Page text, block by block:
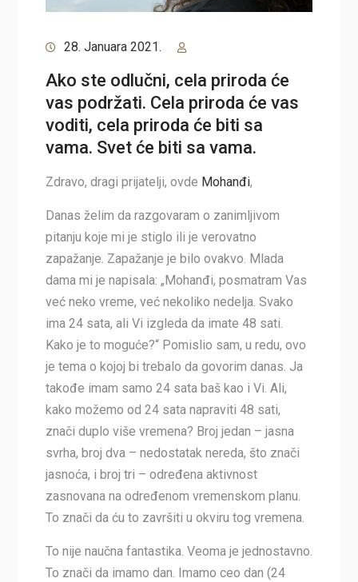
28. Januara 2021.
Ako ste odlučni, cela priroda će
vas podržati. Cela priroda će vas
voditi, cela priroda će biti sa
vama. Svet će biti sa vama.
Zdravo, dragi prijatelji, ovde Mohanđi,
Danas želim da razgovaram o zanimljivom
pitanju koje mi je stiglo ili je verovatno
zapažanje. Zapažanje je bilo ovakvo. Mlada
dama mi je napisala: „Mohanđi, posmatram Vas
već neko vreme, već nekoliko nedelja. Svako
ima 24 sata, ali Vi izgleda da imate 48 sati.
Kako je to moguće?“ Pomislio sam, u redu, ovo
je tema o kojoj bi trebalo da govorim danas. Ja
takođe imam samo 24 sata baš kao i Vi. Ali,
kako možemo od 24 sata napraviti 48 sati,
znači duplo više vremena? Broj jedan – jasna
svrha, broj dva – nedostatak nereda, što znači
jasnoća, i broj tri – određena aktivnost
zasnovana na određenom vremenskom planu.
To znači da ću to završiti u okviru tog vremena.
To nije naučna fantastika. Veoma je jednostavno.
To znači da imamo dan. Imamo ceo dan (24